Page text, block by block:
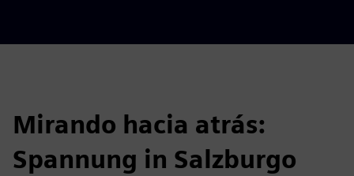
Mirando hacia atrás:
Spannung in Salzburgo